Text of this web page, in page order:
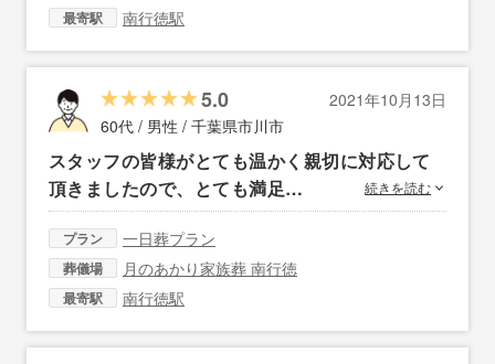
最寄駅 南行徳駅
5.0
2021年10月13日
60代 / 男性 / 千葉県市川市
スタッフの皆様がとても温かく親切に対応して
頂きましたので、とても満足…
続きを読む
プラン 一日葬プラン
葬儀場 月のあかり家族葬 南行徳
最寄駅 南行徳駅